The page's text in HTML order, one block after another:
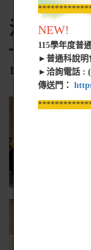
活動花絮
113-1新竹芙洛
NEW!
115學年度普
►普通科說明
►洽詢電話 :
傳送門：